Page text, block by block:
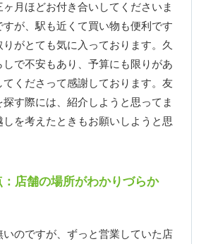
月ほどお付き合いしてくださいま
すが、駅も近くて買い物も便利です
りがとても気に入っております。久
しで不安もあり、予算にも限りがあ
てくださって感謝しております。友
探す際には、紹介しようと思ってま
を考えたときもお願いしようと思
店舗の場所がわかりづらか
のですが、ずっと営業していた店